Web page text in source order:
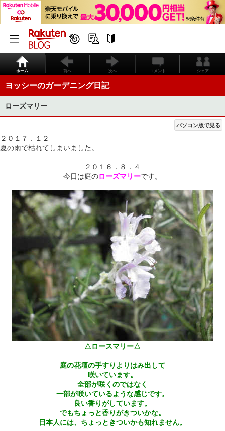
ホーム 前へ 次へ コメント シェア
ヨッシーのガーデニング日記
ローズマリー
パソコン版で見る
２０１７．１２
夏の雨で枯れてしまいました。
２０１６．８．４
今日は庭のローズマリーです。
△ロースマリー△
庭の花壇の手すりよりはみ出して
咲いています。
全部が咲くのではなく
一部が咲いているような感じです。
良い香りがしています。
でもちょっと香りがきついかな。
日本人には、ちょっときついかも知れません。